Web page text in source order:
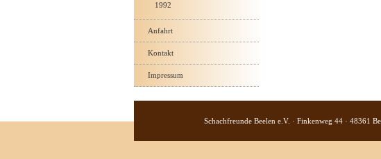
1992
Anfahrt
Kontakt
Impressum
Schachfreunde Beelen e.V. · Finkenweg 44 · 48361